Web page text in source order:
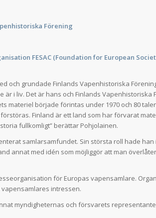
Förening
FESAC (Foundation for European
och grundade Finlands Vapenhistoriska
i liv. Det är hans och Finlands Vapenhistoriska
materiel började förintas under 1970 och 80
Finland är ett land som har förvarat
fullkomligt” berättar Pohjolainen.
samlarsamfundet. Sin största roll hade han
annat med idén som möjliggör att man
för Europas vapensamlare.
intressen.
myndigheternas och försvarets